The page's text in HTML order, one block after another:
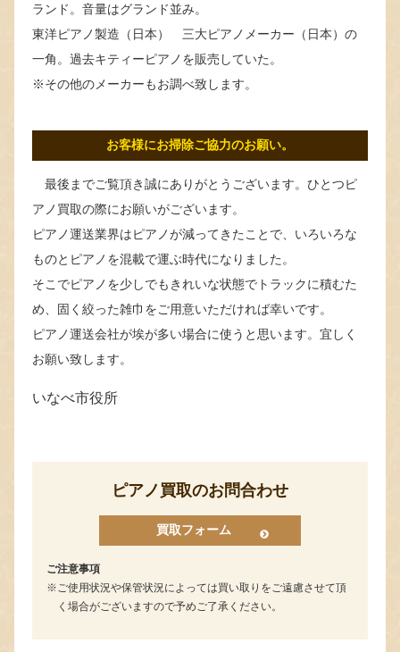
ランド。音量はグランド並み。
東洋ピアノ製造（日本） 三大ピアノメーカー（日本）の
一角。過去キティーピアノを販売していた。
※その他のメーカーもお調べ致します。
お客様にお掃除ご協力のお願い。
最後までご覧頂き誠にありがとうございます。ひとつピ
アノ買取の際にお願いがございます。
ピアノ運送業界はピアノが減ってきたことで、いろいろな
ものとピアノを混載で運ぶ時代になりました。
そこでピアノを少しでもきれいな状態でトラックに積むた
め、固く絞った雑巾をご用意いただければ幸いです。
ピアノ運送会社が埃が多い場合に使うと思います。宜しく
お願い致します。
いなべ市役所
ピアノ買取のお問合わせ
買取フォーム
ご注意事項
ご使用状況や保管状況によっては買い取りをご遠慮させて頂
く場合がございますので予めご了承ください。